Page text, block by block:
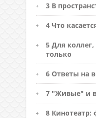
3 В
4 Что
5 Для
только
6 Ответы на
7 "Живые" и
8